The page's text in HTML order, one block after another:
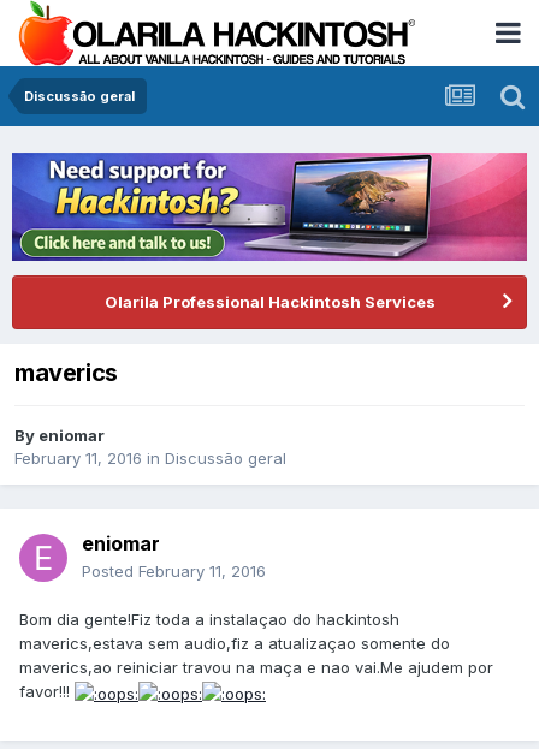
Discussão geral
Olarila Professional Hackintosh Services
maverics
By eniomar
February 11, 2016 in Discussão geral
eniomar
Posted February 11, 2016
Bom dia gente!Fiz toda a instalaçao do hackintosh
maverics,estava sem audio,fiz a atualizaçao somente do
maverics,ao reiniciar travou na maça e nao vai.Me ajudem por
favor!!!